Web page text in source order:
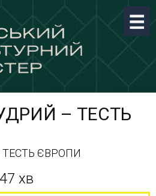
– ТЕСТЬ
ЄВРОПИ
хв